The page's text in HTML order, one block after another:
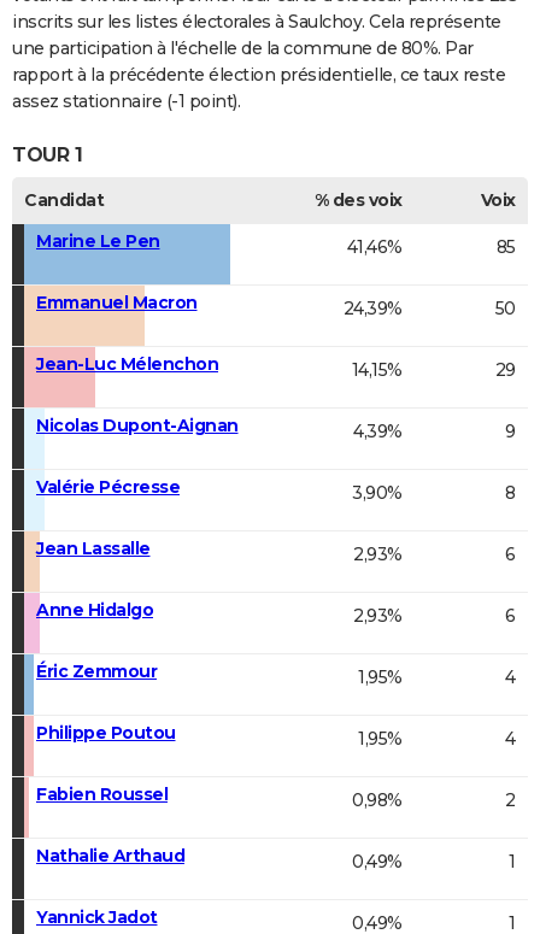
inscrits sur les listes électorales à Saulchoy. Cela représente
une participation à l'échelle de la commune de 80%. Par
rapport à la précédente élection présidentielle, ce taux reste
assez stationnaire (-1 point).
TOUR 1
Candidat % des voix
Voix
Marine Le Pen
41,46% 85
Emmanuel Macron 24,39% 50
Jean-Luc Mélenchon 14,15% 29
Nicolas Dupont-Aignan 4,39% 9
Valérie Pécresse 3,90% 8
Jean Lassalle 2,93% 6
Anne Hidalgo 2,93% 6
Éric Zemmour 1,95% 4
Philippe Poutou 1,95% 4
Fabien Roussel 0,98% 2
Nathalie Arthaud 0,49% 1
Yannick Jadot 0,49% 1